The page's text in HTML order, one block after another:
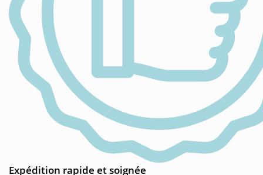
Expédition rapide et soignée